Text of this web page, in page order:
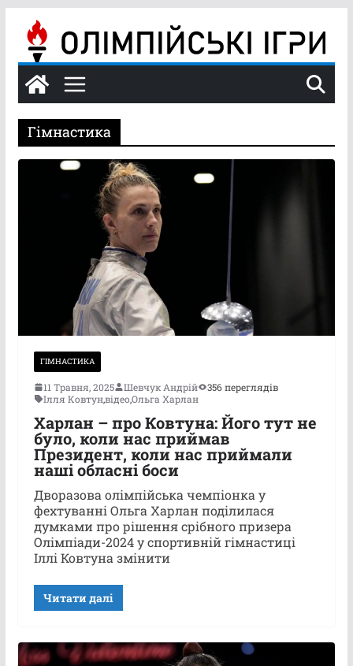
вмісту
Гімнастика
ГІМНАСТИКА
11 Травня, 2025 Шевчук Андрій
356 переглядів
Ілля Ковтун,відео,Ольга Харлан
Харлан – про Ковтуна: Його тут не
було, коли нас приймав
Президент, коли нас приймали
наші обласні боси
Дворазова олімпійська чемпіонка у
фехтуванні Ольга Харлан поділилася
думками про рішення срібного призера
Олімпіади-2024 у спортивній гімнастиці
Іллі Ковтуна змінити
Читати далі